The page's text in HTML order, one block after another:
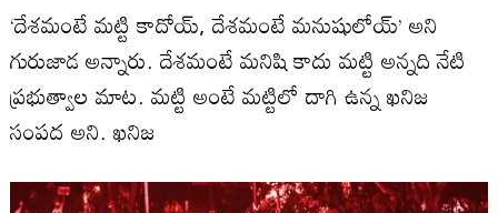
‘దేశమంటే మట్టి కాదోయ్, దేశమంటే మనుషులోయ్’ అని
గురుజాడ అన్నారు. దేశమంటే మనిషి కాదు మట్టి అన్నది నేటి
ప్రభుత్వాల మాట. మట్టి అంటే మట్టిలో దాగి ఉన్న ఖనిజ
సంపద అని. ఖనిజ